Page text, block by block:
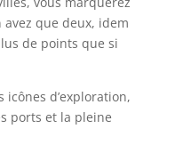
avez que deux, idem
de points que si
icônes d’exploration,
ports et la pleine